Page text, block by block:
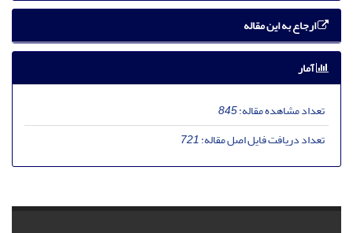
ارجاع به این مقاله
آمار
تعداد مشاهده مقاله:845
تعداد دریافت فایل اصل مقاله:721